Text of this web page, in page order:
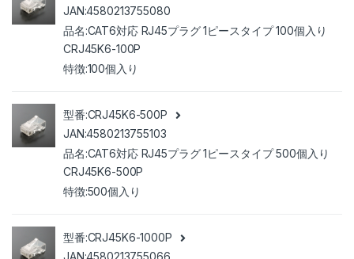
4580213755080
CAT6対応 RJ45プラグ 1ピースタイプ 100個入り
CRJ45K6-100P
100個入り
CRJ45K6-500P
4580213755103
CAT6対応 RJ45プラグ 1ピースタイプ 500個入り
CRJ45K6-500P
500個入り
CRJ45K6-1000P